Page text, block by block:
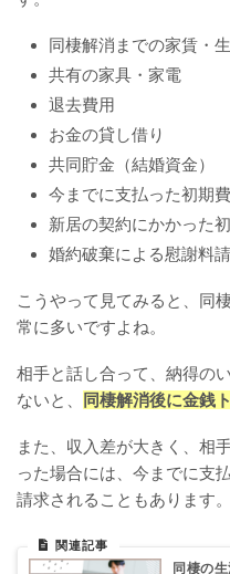
同棲解消までの家賃・
共有の家具・家電
退去費用
お金の貸し借り
共同貯金（結婚資金）
今までに支払った初期
新居の契約にかかった
婚約破棄による慰謝料
こうやって見てみると、同
常に多いですよね。
相手と話し合って、納得の
ないと、
同棲解消後に金銭
また、収入差が大きく、相
った場合には、今までに支
請求されることもあります。
同棲の